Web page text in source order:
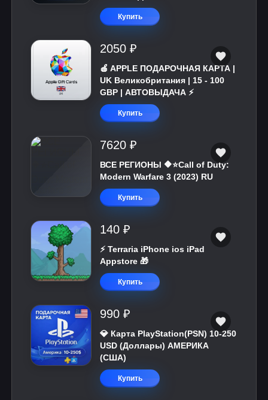
Купить
2050 ₽
🍎 APPLE ПОДАРОЧНАЯ КАРТА |
UK Великобритания | 15 - 100
GBP | АВТОВЫДАЧА ⚡️
Купить
7620 ₽
ВСЕ РЕГИОНЫ 🔶⭐Call of Duty:
Modern Warfare 3 (2023) RU
Купить
140 ₽
⚡️ Terraria iPhone ios iPad
Appstore 🎁
Купить
990 ₽
💎 Карта PlayStation(PSN) 10-250
USD (Доллары) АМЕРИКА
(США)
Купить